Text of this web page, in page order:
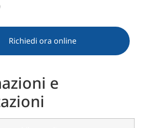
Richiedi ora online
e